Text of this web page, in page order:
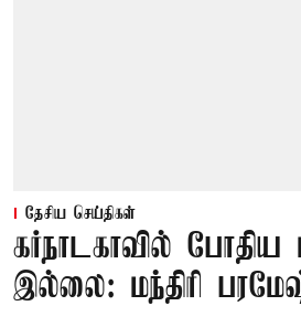
தேசிய செய்திகள்
கர்நாடகாவில் போதிய
இல்லை: மந்திரி